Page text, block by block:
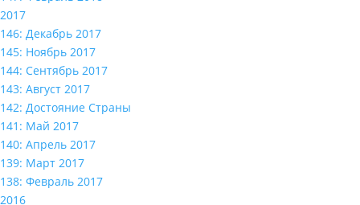
2017
146: Декабрь 2017
145: Ноябрь 2017
144: Сентябрь 2017
143: Август 2017
142: Достояние Страны
141: Май 2017
140: Апрель 2017
139: Март 2017
138: Февраль 2017
2016